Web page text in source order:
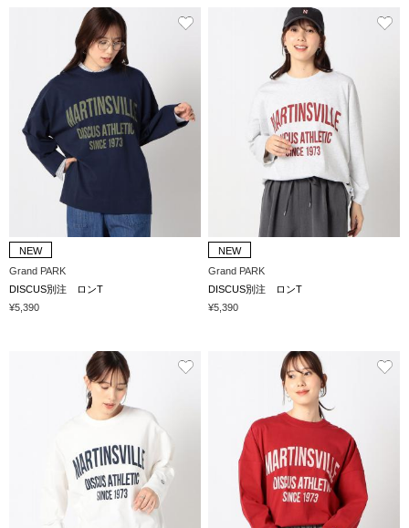
NEW
Grand PARK
DISCUS別注 ロンT
¥5,390
NEW
Grand PARK
DISCUS別注 ロンT
¥5,390